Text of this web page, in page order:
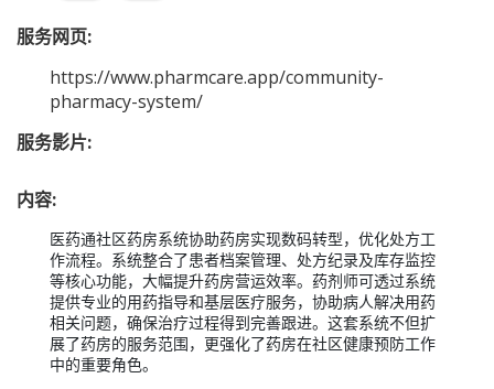
服务网页:
https://www.pharmcare.app/community-
pharmacy-system/
服务影片:
内容:
医药通社区药房系统协助药房实现数码转型，优化处方工
作流程。系统整合了患者档案管理、处方纪录及库存监控
等核心功能，大幅提升药房营运效率。药剂师可透过系统
提供专业的用药指导和基层医疗服务，协助病人解决用药
相关问题，确保治疗过程得到完善跟进。这套系统不但扩
展了药房的服务范围，更强化了药房在社区健康预防工作
中的重要角色。